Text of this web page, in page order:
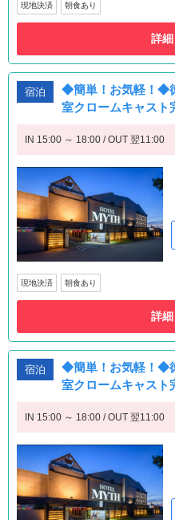
現地決済 朝食あり
詳
宿泊
◆簡単！お気軽！◆
室クロームキャスト
IN 15:00 ～ 18:00 / OUT 翌11:00
現地決済 朝食あり
詳
宿泊
◆簡単！お気軽！◆
室クロームキャスト
IN 15:00 ～ 18:00 / OUT 翌11:00